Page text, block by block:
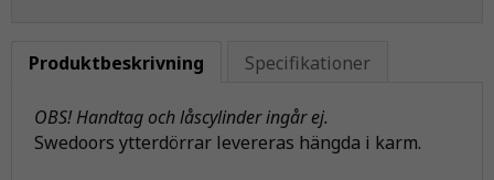
Produktbeskrivning Specifikationer
OBS! Handtag och låscylinder ingår ej.
Swedoors ytterdörrar levereras hängda i karm.